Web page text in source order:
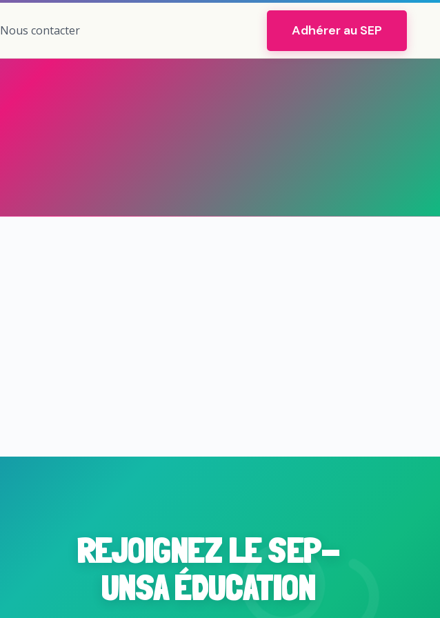
Nous contacter Adhérer au SEP
REJOIGNEZ LE SEP-
UNSA ÉDUCATION